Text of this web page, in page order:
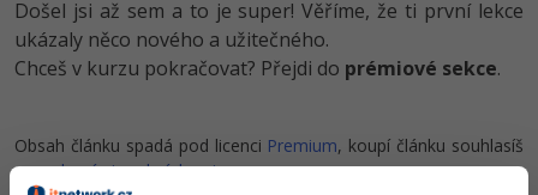
Kurzy designu
HTML/CSS -80%
Adobe Illustrator -80%
Příběhy absolventů
Kariéra
Došel jsi až sem a to je super! Věříme, že ti první lekce
ukázaly něco nového a užitečného.
Chceš v kurzu pokračovat? Přejdi do prémiové sekce.
Obsah článku spadá pod licenci Premium, koupí článku souhlasíš
sesmluvními podmínkami.